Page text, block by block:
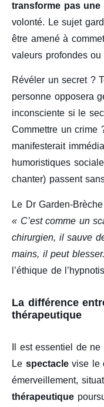
transforme pas
volonté. Le sujet
être amené à
valeurs profondes
Révéler un secret ?
personne opposera
inconsciente si le
Commettre un crime
manifesterait
humoristiques
chanter) passent
Le Dr Garden-
« C’est comme un
chirurgien, il sauve
mains, il peut
l’éthique de
La différence
thérapeutique
Il est essentiel de
Le spectaclevise le
émerveillement,
thérapeutique